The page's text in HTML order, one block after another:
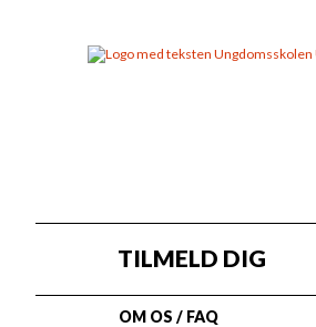
TILMELD DIG
OM OS / FAQ